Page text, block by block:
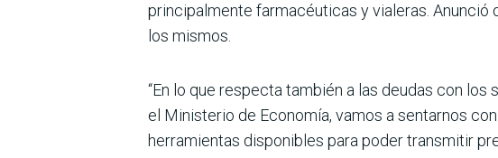
principal­mente farmacéuticas y via­leras.
los mismos.
“En lo que respecta también a las deudas con
el Minis­terio de Economía, vamos a sentarnos
herramientas disponi­bles para poder transmitir